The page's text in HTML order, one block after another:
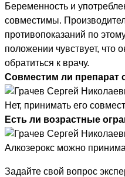
Беременность и
совместимы.
противопоказаний по
положении чувствует, что
обратиться к врачу.
Совместим ли препарат
Нет, принимать его
Есть ли возрастные
Алкозерокс можно
Задайте свой вопрос